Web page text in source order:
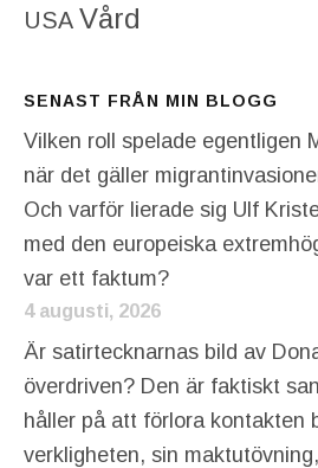
USA Vård
SENAST FRÅN MIN BLOGG
Vilken roll spelade egentligen
när det gäller
Och varför lierade sig Ulf
med den europeiska
var ett faktum?
4 augusti, 2026
Är satirtecknarnas bild av
överdriven? Den är faktiskt
håller på att förlora kontakten
verkligheten, sin